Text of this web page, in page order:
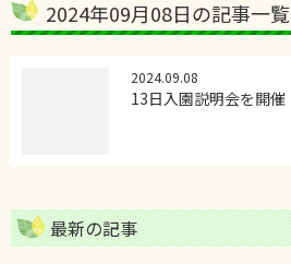
2024年09月08日の記事一覧
2024.09.08
13日入園説明会を開催
最新の記事